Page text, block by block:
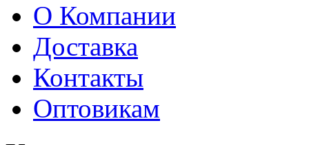
О Компании
Доставка
Контакты
Оптовикам